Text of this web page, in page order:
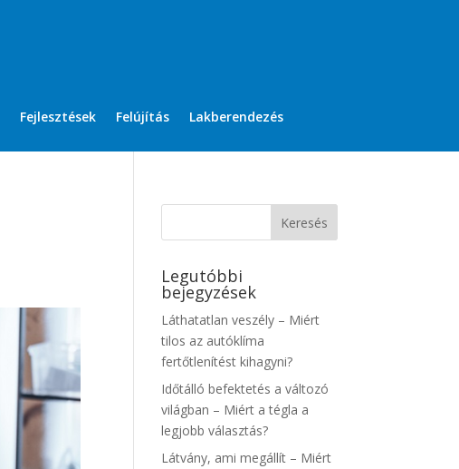
Fejlesztések Felújítás Lakberendezés
Legutóbbi
bejegyzések
Láthatatlan veszély – Miért
tilos az autóklíma
fertőtlenítést kihagyni?
Időtálló befektetés a változó
világban – Miért a tégla a
legjobb választás?
Látvány, ami megállít – Miért